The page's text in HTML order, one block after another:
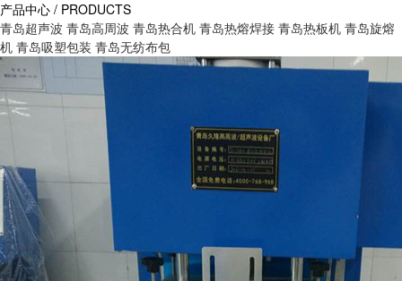
产品中心 / PRODUCTS
青岛超声波 青岛高周波 青岛热合机 青岛热熔焊接 青岛热板机 青岛旋熔
机 青岛吸塑包装 青岛无纺布包